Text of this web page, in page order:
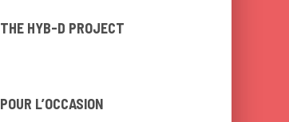
THE HYB-D PROJECT
POUR L’OCCASION